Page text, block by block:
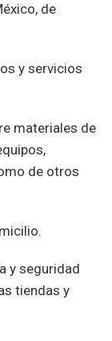
de
y servicios
materiales de
de otros
y seguridad
tiendas y